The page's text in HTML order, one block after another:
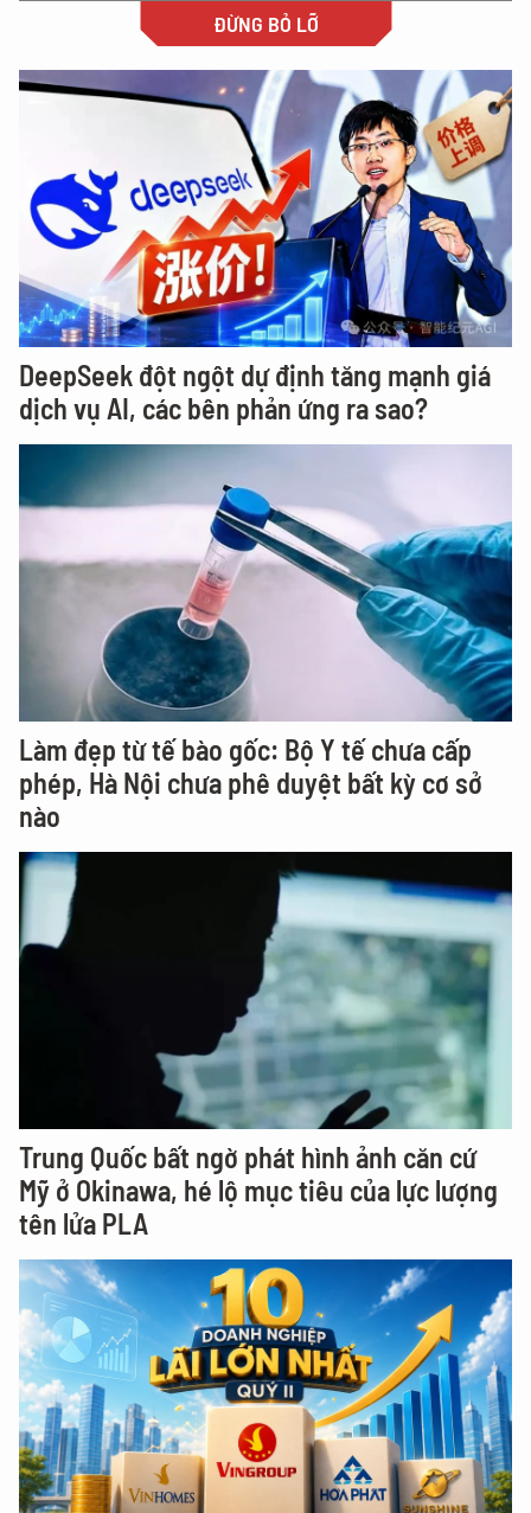
ĐỪNG BỎ LỠ
DeepSeek đột ngột dự định tăng mạnh giá
dịch vụ AI, các bên phản ứng ra sao?
Làm đẹp từ tế bào gốc: Bộ Y tế chưa cấp
phép, Hà Nội chưa phê duyệt bất kỳ cơ sở
nào
Trung Quốc bất ngờ phát hình ảnh căn cứ
Mỹ ở Okinawa, hé lộ mục tiêu của lực lượng
tên lửa PLA